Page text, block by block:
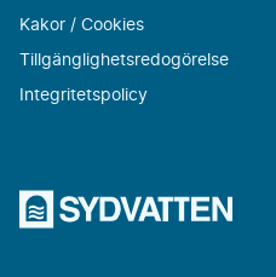
Kakor / Cookies
Tillgänglighetsredogörelse
Integritetspolicy